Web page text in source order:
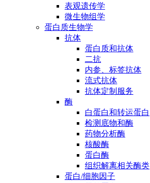
表观遗传学
微生物组学
蛋白质生物学
抗体
蛋白质和抗体
二抗
内参、标签抗体
流式抗体
抗体定制服务
酶
白蛋白和转运蛋白
检测底物和酶
药物分析酶
核酸酶
蛋白酶
组织解离相关酶类
蛋白/细胞因子